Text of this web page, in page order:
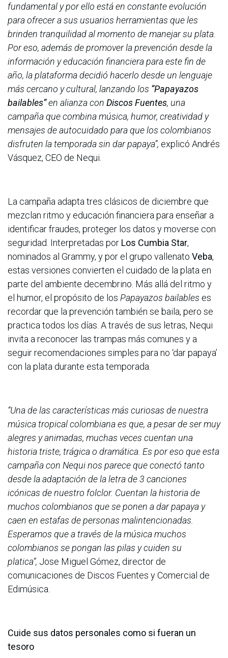
fundamental y por ello está en constante evolución
para ofrecer a sus usuarios herramientas que les
brinden tranquilidad al momento de manejar su plata.
Por eso, además de promover la prevención desde la
información y educación financiera para este fin de
año, la plataforma decidió hacerlo desde un lenguaje
más cercano y cultural, lanzando los “Papayazos
bailables”en alianza con Discos Fuentes, una
campaña que combina música, humor, creatividad y
mensajes de autocuidado para que los colombianos
disfruten la temporada sin dar papaya”, explicó Andrés
Vásquez, CEO de Nequi.
La campaña adapta tres clásicos de diciembre que
mezclan ritmo y educación financiera para enseñar a
identificar fraudes, proteger los datos y moverse con
seguridad. Interpretadas por Los Cumbia Star,
nominados al Grammy, y por el grupo vallenato Veba,
estas versiones convierten el cuidado de la plata en
parte del ambiente decembrino. Más allá del ritmo y
el humor, el propósito de los Papayazos bailables es
recordar que la prevención también se baila, pero se
practica todos los días. A través de sus letras, Nequi
invita a reconocer las trampas más comunes y a
seguir recomendaciones simples para no ‘dar papaya’
con la plata durante esta temporada.
“Una de las características más curiosas de nuestra
música tropical colombiana es que, a pesar de ser muy
alegres y animadas, muchas veces cuentan una
historia triste, trágica o dramática. Es por eso que esta
campaña con Nequi nos parece que conectó tanto
desde la adaptación de la letra de 3 canciones
icónicas de nuestro folclor. Cuentan la historia de
muchos colombianos que se ponen a dar papaya y
caen en estafas de personas malintencionadas.
Esperamos que a través de la música muchos
colombianos se pongan las pilas y cuiden su
platica”, Jose Miguel Gómez, director de
comunicaciones de Discos Fuentes y Comercial de
Edimúsica.
Cuide sus datos personales como si fueran un
tesoro